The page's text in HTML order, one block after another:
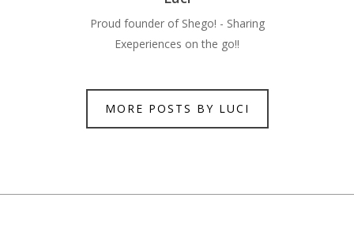
Proud founder of Shego! - Sharing
Exeperiences on the go!!
MORE POSTS BY LUCI